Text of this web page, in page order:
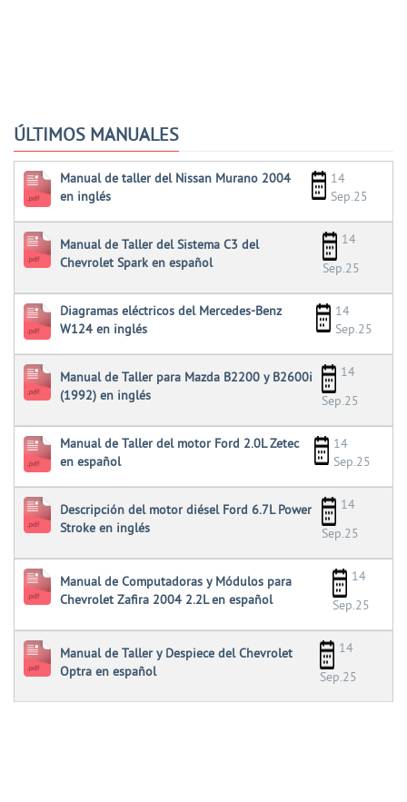
ÚLTIMOS MANUALES
Manual de taller del Nissan Murano 2004
en inglés
14
Sep.25
Manual de Taller del Sistema C3 del
Chevrolet Spark en español
14
Sep.25
Diagramas eléctricos del Mercedes-Benz
W124 en inglés
14
Sep.25
Manual de Taller para Mazda B2200 y B2600i
(1992) en inglés
14
Sep.25
Manual de Taller del motor Ford 2.0L Zetec
en español
14
Sep.25
Descripción del motor diésel Ford 6.7L Power
Stroke en inglés
14
Sep.25
Manual de Computadoras y Módulos para
Chevrolet Zafira 2004 2.2L en español
14
Sep.25
Manual de Taller y Despiece del Chevrolet
Optra en español
14
Sep.25